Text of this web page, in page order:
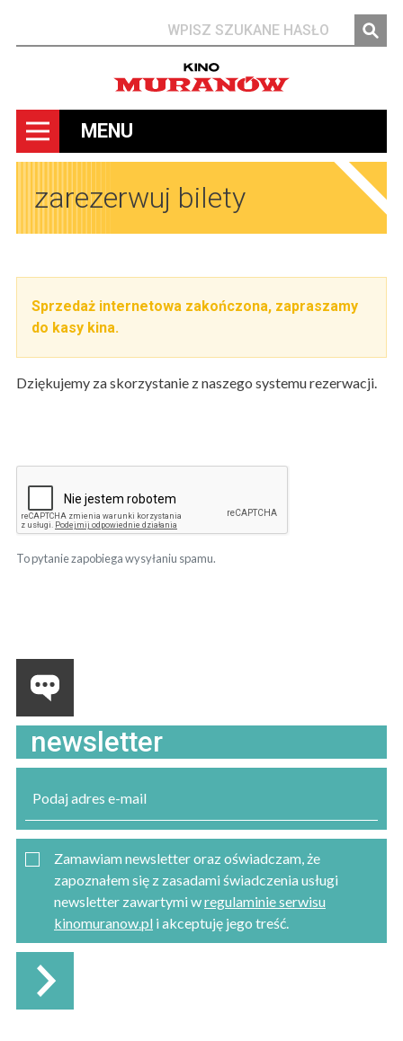
MENU
zarezerwuj bilety
Sprzedaż internetowa zakończona, zapraszamy
do kasy kina.
Dziękujemy za skorzystanie z naszego systemu rezerwacji.
To pytanie zapobiega wysyłaniu spamu.
newsletter
Zamawiam newsletter oraz oświadczam, że
zapoznałem się z zasadami świadczenia usługi
newsletter zawartymi wregulaminie serwisu
kinomuranow.pl i akceptuję jego treść.